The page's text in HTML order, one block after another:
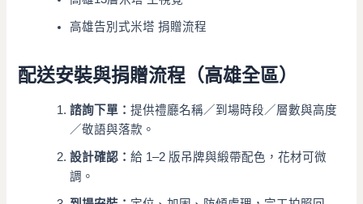
高雄告別式米塔 捐贈流程
配送安裝與捐贈流程（高雄全區）
諮詢下單：提供禮廳名稱／到場時段／層數與高度
／敬語與落款。
設計確認：給 1–2 版吊牌與緞帶配色，花材可微
調。